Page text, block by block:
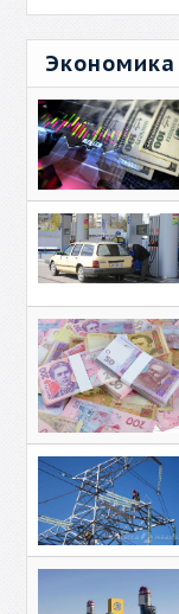
Экономика